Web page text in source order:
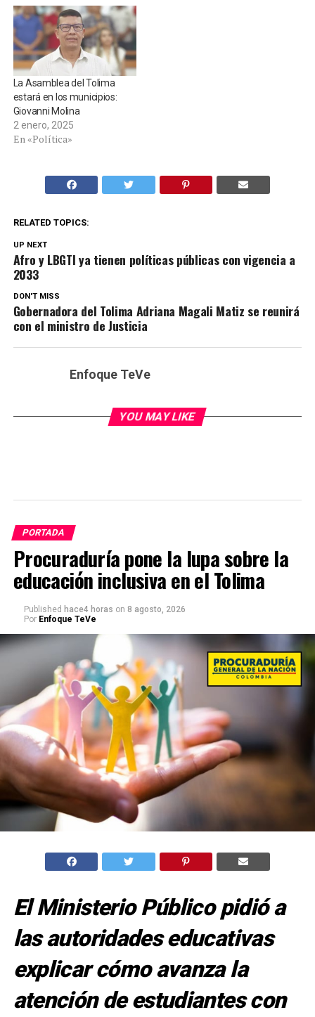
La Asamblea del Tolima
estará en los municipios:
Giovanni Molina
2 enero, 2025
En «Política»
RELATED TOPICS:
UP NEXT
Afro y LBGTI ya tienen políticas públicas con vigencia a
2033
DON'T MISS
Gobernadora del Tolima Adriana Magali Matiz se reunirá
con el ministro de Justicia
Enfoque TeVe
YOU MAY LIKE
PORTADA
Procuraduría pone la lupa sobre la
educación inclusiva en el Tolima
Published hace4 horas on 8 agosto, 2026
Por Enfoque TeVe
El Ministerio Público pidió a
las autoridades educativas
explicar cómo avanza la
atención de estudiantes con